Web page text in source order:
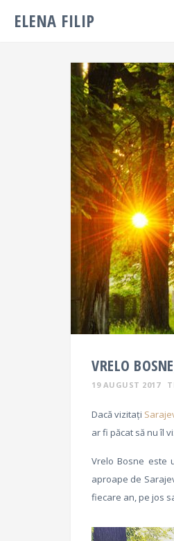
ELENA FILIP
VRELO
19 AUGUST 2017
Dacă vizitați
ar fi păcat să nu îl
Vrelo Bosne este
aproape de
fiecare an, pe jos